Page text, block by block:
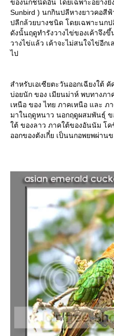
ของนกชนิดอื่น โดยเฉพาะอย่างยิ่
Sunbird ) นกกินปลีหางยาวคอสี
ปลีกล้วยบางชนิด โดยเฉพาะนกป
ดังนั้นฤดูทำรังวางไข่ของเค้าจึงขึ้
วางไข่แล้ว เค้าจะไม่สนใจไข่อีก
ไป
สำหรับเอเซียตะวันออกเฉียงใต้
บ่อยนัก ของ เมียนม่าห์ พบทางภ
เหนือ ของ ไทย ภาคเหนือ และ
มาในฤดูหนาว นอกฤดูผสมพันธุ์
ต้ ของลาว ภาคใต้ของอันนัม โ
ออกของตังเกี๋ย เป็นนกอพยพผ่าน